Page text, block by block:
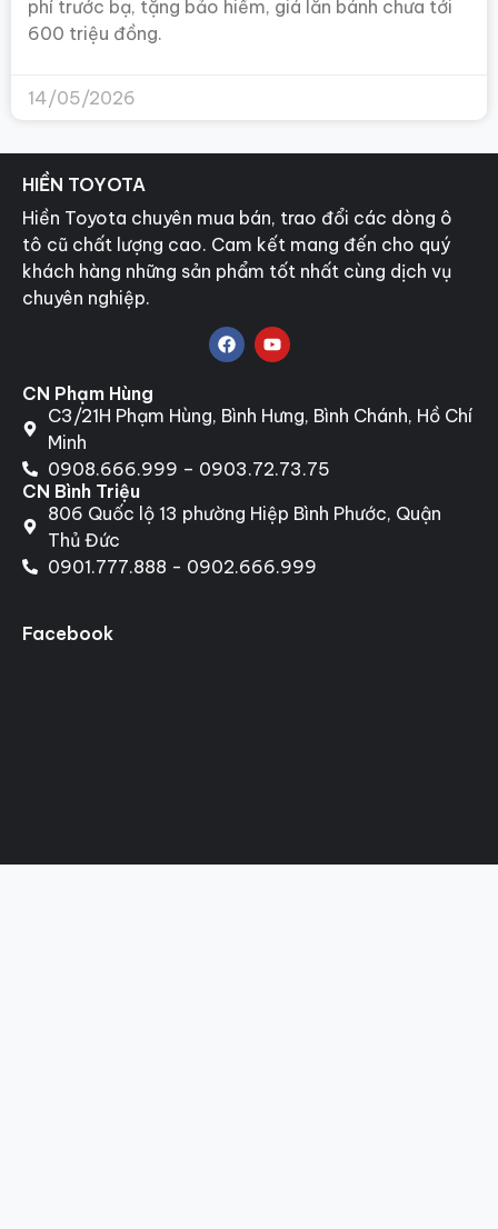
phí trước bạ, tặng bảo hiểm, giá lăn bánh chưa tới
600 triệu đồng.
14/05/2026
HIỀN TOYOTA
Hiền Toyota chuyên mua bán, trao đổi các dòng ô
tô cũ chất lượng cao. Cam kết mang đến cho quý
khách hàng những sản phẩm tốt nhất cùng dịch vụ
chuyên nghiệp.
CN Phạm Hùng
C3/21H Phạm Hùng, Bình Hưng, Bình Chánh, Hồ Chí
Minh
0908.666.999 – 0903.72.73.75
CN Bình Triệu
806 Quốc lộ 13 phường Hiệp Bình Phước, Quận
Thủ Đức
0901.777.888 - 0902.666.999
Facebook